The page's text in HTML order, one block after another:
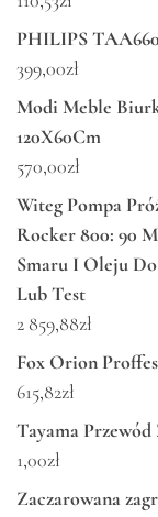
PHILIPS
399,00zł
Modi Meble
120X60Cm
570,00zł
Witeg Pompa
Rocker 800: 90
Smaru I Oleju
Lub Test
2 859,88zł
Fox Orion
615,82zł
Tayama
1,00zł
Zaczarowana